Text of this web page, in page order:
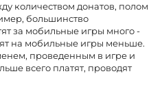
количеством донатов, полом
большинство
за мобильные игры много -
на мобильные игры меньше.
проведенным в игре и
всего платят, проводят